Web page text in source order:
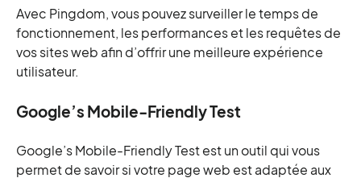
Avec Pingdom, vous pouvez surveiller le temps de
fonctionnement, les performances et les requêtes de
vos sites web afin d’offrir une meilleure expérience
utilisateur.
Google’s Mobile-Friendly Test
Google’s Mobile-Friendly Test est un outil qui vous
permet de savoir si votre page web est adaptée aux